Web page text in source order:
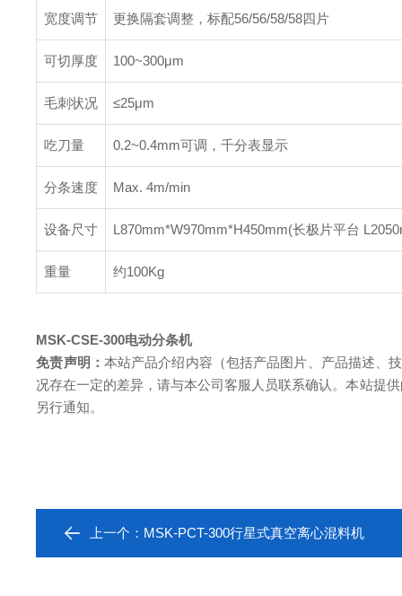
宽度调节 更换隔套调整，标配56/56/58/58四片
可切厚度 100~300μm
毛刺状况 ≤25μm
吃刀量 0.2~0.4mm可调，千分表显示
分条速度 Max. 4m/min
设备尺寸 L870mm*W970mm*H450mm(长极片平台
重量 约100Kg
MSK-CSE-300电动分条机
免责声明： 本站产品介绍内容（包括产品图片、产品描述、
况存在一定的差异，请与本公司客服人员联系确认。本站提
另行通知。
上一个： MSK-PCT-300行星式真空离心混料机